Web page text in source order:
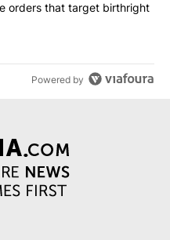
executive orders that
orders that target birthright
Powered by